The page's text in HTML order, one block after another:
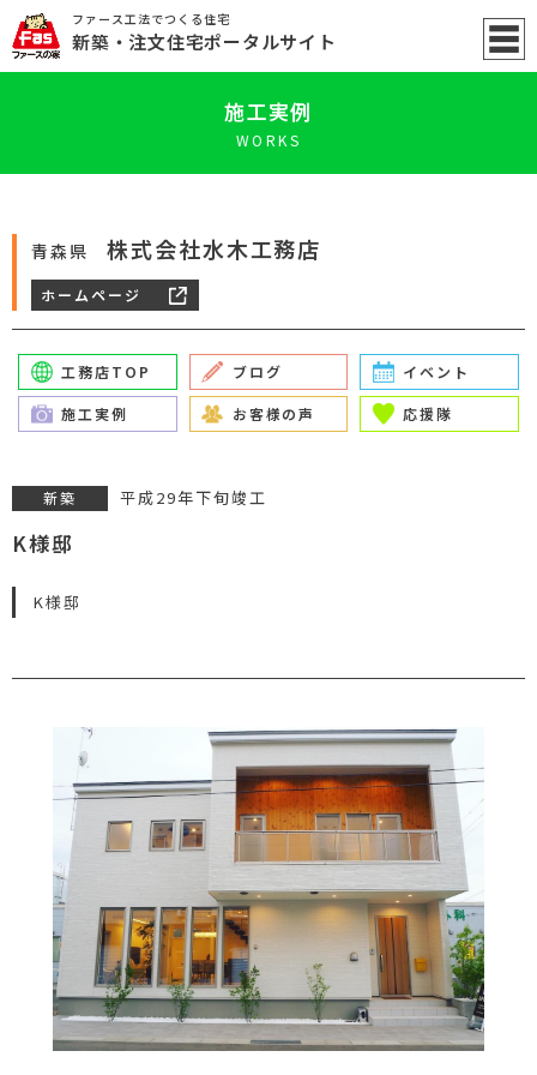
ファース工法でつくる住宅
新築 ・注文住宅ポータルサイト
施工実例
WORKS
青森県 株式会社水木工務店
ホームページ
工務店TOP ブログ イベント
施工実例 お客様の声 応援隊
新築 平成29年下旬竣工
K様邸
K様邸